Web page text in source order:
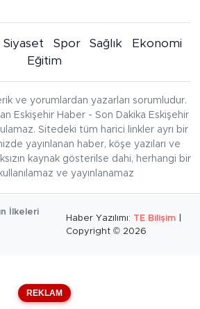
Siyaset Spor Sağlık
Ekonomi
Eğitim
ve yorumlardan yazarları sorumludur.
Eskişehir Haber - Son Dakika Eskişehir
Sitedeki tüm harici linkler ayrı bir
yayınlanan haber, köşe yazıları ve
kaynak gösterilse dahi, herhangi bir
ve yayınlanamaz
İlkeleri
Haber Yazılımı: TE Bilişim
Copyright © 2026
REKLAM